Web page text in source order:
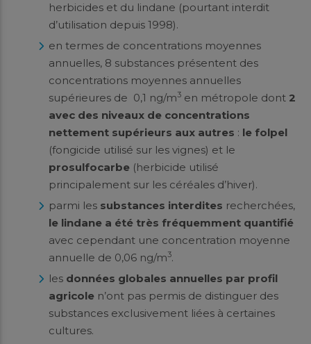
herbicides et du lindane (pourtant interdit
d’utilisation depuis 1998).
en termes de concentrations moyennes
annuelles, 8 substances présentent des
concentrations moyennes annuelles
supérieures de 0,1 ng/m3 en métropole dont 2
avec des niveaux de concentrations
nettement supérieurs aux autres : le folpel
(fongicide utilisé sur les vignes) et le
prosulfocarbe (herbicide utilisé
principalement sur les céréales d’hiver).
parmi les substances interdites recherchées,
le lindane a été très fréquemment quantifié
avec cependant une concentration moyenne
annuelle de 0,06 ng/m3.
les données globales annuelles par profil
agricole n’ont pas permis de distinguer des
substances exclusivement liées à certaines
cultures.